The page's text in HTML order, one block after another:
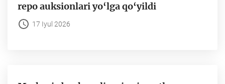
repo auksionlari yo‘lga qo‘yildi
17 Iyul 2026